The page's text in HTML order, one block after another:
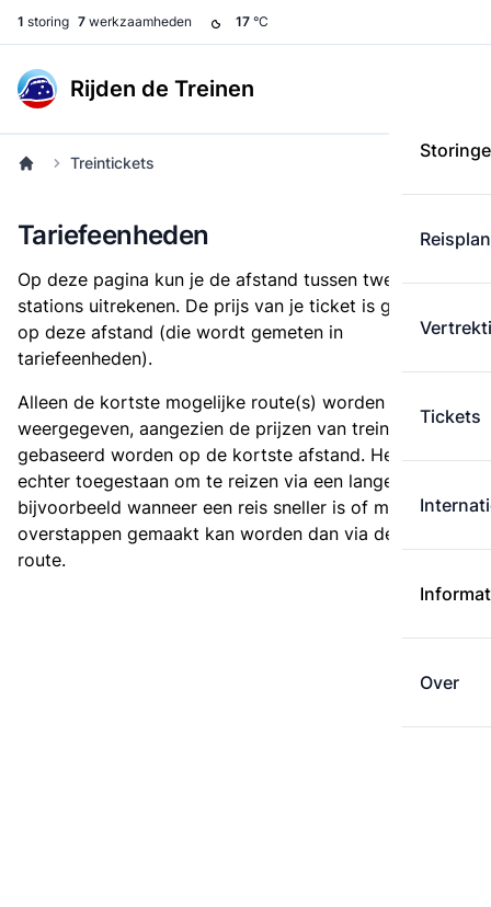
1 storing 7 werkzaamheden 17 °C
Rijden de Treinen
Tickets
Over
Treintickets
Tariefeenheden
Op deze pagina kun je de afstand tussen twee
stations uitrekenen. De prijs van je ticket is gebaseerd
op deze afstand (die wordt gemeten in
tariefeenheden).
Alleen de kortste mogelijke route(s) worden
weergegeven, aangezien de prijzen van treintickets
gebaseerd worden op de kortste afstand. Het is
echter toegestaan om te reizen via een langere route,
bijvoorbeeld wanneer een reis sneller is of met minder
overstappen gemaakt kan worden dan via de kortste
route.